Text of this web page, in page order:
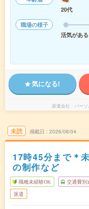
20代
職場の様子
活気がある
気になる!
派遣会社 パー
未読 掲載日 2026/08/04
17時45分まで＊
の制作など
職種未経験OK 交通費別
派遣